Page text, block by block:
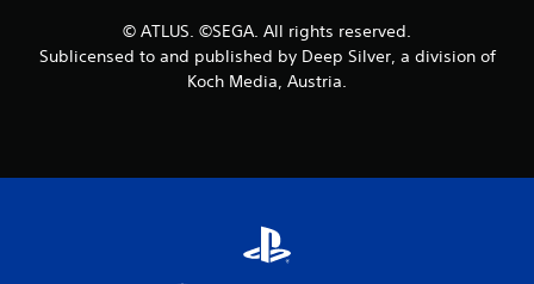
© ATLUS. ©SEGA. All rights reserved.
Sublicensed to and published by Deep Silver, a division of
Koch Media, Austria.